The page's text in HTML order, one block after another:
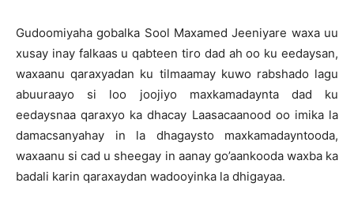
Gudoomiyaha gobalka Sool Maxamed Jeeniyare waxa uu
xusay inay falkaas u qabteen tiro dad ah oo ku eedaysan,
waxaanu qaraxyadan ku tilmaamay kuwo rabshado lagu
abuuraayo si loo joojiyo maxkamadaynta dad ku
eedaysnaa qaraxyo ka dhacay Laasacaanood oo imika la
damacsanyahay in la dhagaysto maxkamadayntooda,
waxaanu si cad u sheegay in aanay go’aankooda waxba ka
badali karin qaraxaydan wadooyinka la dhigayaa.